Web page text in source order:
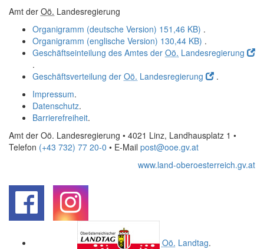
Amt der Oö. Landesregierung
Organigramm (deutsche Version) 151,46 KB) .
Organigramm (englische Version) 130,44 KB) .
Geschäftseinteilung des Amtes der Oö. Landesregierung
.
Geschäftsverteilung der Oö. Landesregierung
.
Impressum.
Datenschutz.
Barrierefreiheit.
Amt der Oö. Landesregierung • 4021 Linz, Landhausplatz 1 •
Telefon (+43 732) 77 20-0 • E-Mail post@ooe.gv.at
www.land-oberoesterreich.gv.at
Oö. Landtag.